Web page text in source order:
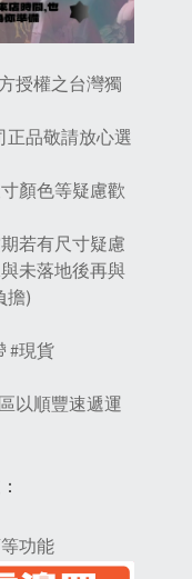
授權之台灣獨
正品敬請放心選
顏色等疑慮歡
若有尺寸疑慮
未落地後再與
擔)
#現貨
以順豐速遞運
功能